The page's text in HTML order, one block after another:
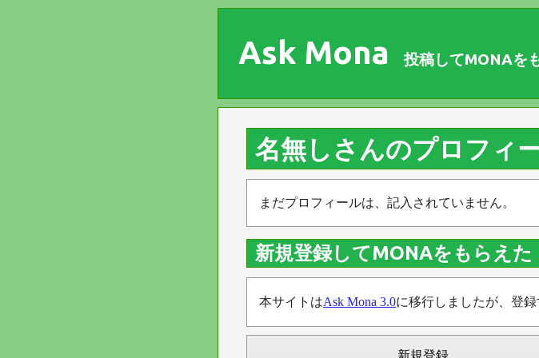
Ask Mona 投稿してMONAを
名無しさんのプロフィ
まだプロフィールは、記入されていません。
新規登録してMONAをもらえた
本サイトはAsk Mona 3.0に移行しましたが、登録
新規登録